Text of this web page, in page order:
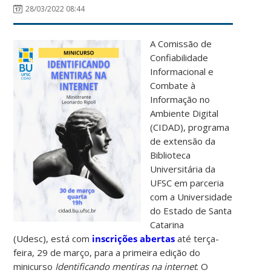
28/03/2022 08:44
A Comissão de
Confiabilidade
Informacional e
Combate à
Informação no
Ambiente Digital
(CIDAD), programa
de extensão da
Biblioteca
Universitária da
UFSC em parceria
com a Universidade
do Estado de Santa
Catarina
(Udesc), está com inscrições abertas até terça-
feira, 29 de março, para a primeira edição do
minicurso Identificando mentiras na internet. O